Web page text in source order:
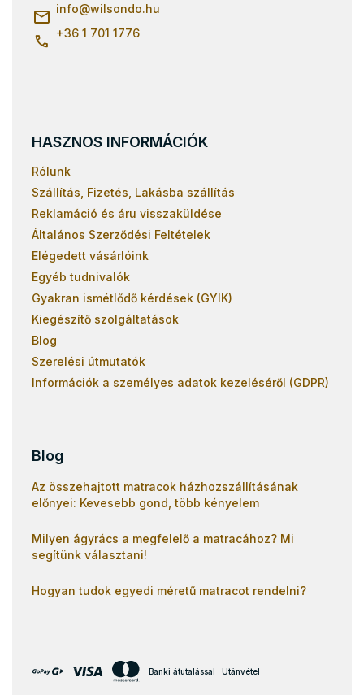
info@wilsondo.hu
+36 1 701 1776
HASZNOS INFORMÁCIÓK
Rólunk
Szállítás, Fizetés, Lakásba szállítás
Reklamáció és áru visszaküldése
Általános Szerződési Feltételek
Elégedett vásárlóink
Egyéb tudnivalók
Gyakran ismétlődő kérdések (GYIK)
Kiegészítő szolgáltatások
Blog
Szerelési útmutatók
Információk a személyes adatok kezeléséről (GDPR)
Blog
Az összehajtott matracok házhozszállításának
előnyei: Kevesebb gond, több kényelem
Milyen ágyrács a megfelelő a matracához? Mi
segítünk választani!
Hogyan tudok egyedi méretű matracot rendelni?
Banki átutalással Utánvétel